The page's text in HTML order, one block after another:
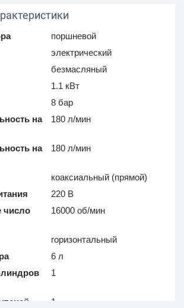
поршневой
электрический
безмасляный
1.1 кВт
8 бар
на
180 л/мин
на
180 л/мин
коаксиальный (прямой)
220 В
число
16000 об/мин
горизонтальный
6 л
1
1